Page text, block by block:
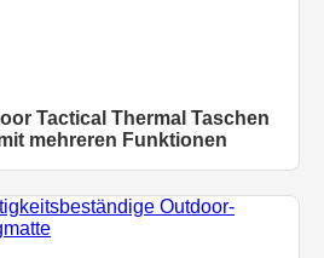
Tactical Thermal Taschen
mehreren Funktionen